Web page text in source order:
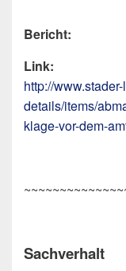
Bericht:
Link:
http://
details/items/
klage-vor-dem-
Sachverhalt